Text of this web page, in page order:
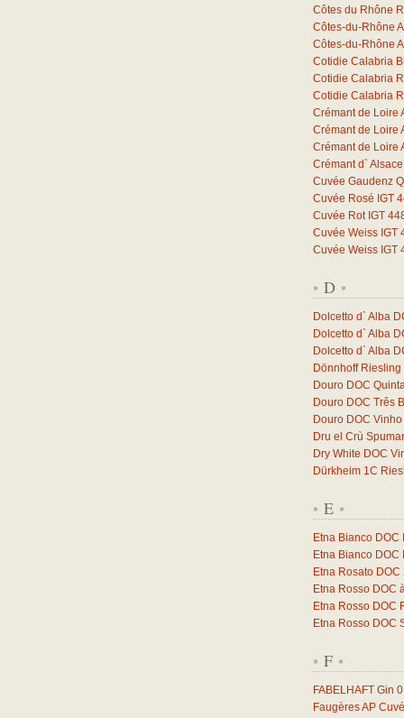
Côtes du Rhône
Côtes-du-Rhône
Côtes-du-Rhône
Cotidie Calabria
Cotidie Calabria
Cotidie Calabria
Crémant de Loire
Crémant de Loire
Crémant de Loire
Crémant d`
Cuvée Gaudenz
Cuvée Rosé IGT
Cuvée Rot IGT
Cuvée Weiss IGT
Cuvée Weiss IGT
* D *
Dolcetto d` Alba
Dolcetto d` Alba
Dolcetto d` Alba
Dönnhoff
Douro DOC
Douro DOC Três
Douro DOC
Dru el Crù
Dry White DOC
Dürkheim 1C
* E *
Etna Bianco
Etna Bianco
Etna Rosato DOC
Etna Rosso DOC
Etna Rosso DOC
Etna Rosso DOC
* F *
FABELHAFT Gin
Faugères AP